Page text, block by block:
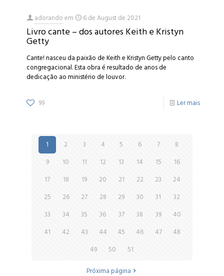
adorandoem 6 de August de 2021
Livro cante – dos autores Keith e Kristyn
Getty
Cante! nasceu da paixão de Keith e Kristyn Getty pelo canto
congregacional. Esta obra é resultado de anos de
dedicação ao ministério de louvor.
99 Ler mais
1 2 3 4 5 6 7
8
9
10 11 12 13 14 15
16
17
18 19 20 21 22 23
24
25
26 27 28 29 30 31
32
33
34 35 36 37 38 39
40
41
42 43 44 45 46 47
48
49
50
51
Próxima página